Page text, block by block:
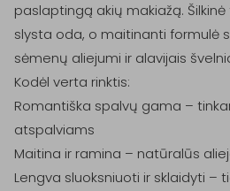
paslaptingą akių makiažą.
slysta oda, o maitinanti formulė
sėmenų aliejumi ir alavijais
Kodėl verta rinktis:
Romantiška spalvų gama –
atspalviams
Maitina ir ramina – natūralūs
Lengva sluoksniuoti ir sklaidyti –